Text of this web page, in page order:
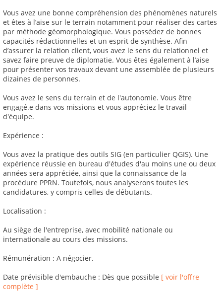
Vous avez une bonne compréhension des phénomènes naturels
et êtes à l’aise sur le terrain notamment pour réaliser des cartes
par méthode géomorphologique. Vous possédez de bonnes
capacités rédactionnelles et un esprit de synthèse. Afin
d’assurer la relation client, vous avez le sens du relationnel et
savez faire preuve de diplomatie. Vous êtes également à l’aise
pour présenter vos travaux devant une assemblée de plusieurs
dizaines de personnes.
Vous avez le sens du terrain et de l'autonomie. Vous être
engagé.e dans vos missions et vous appréciez le travail
d'équipe.
Expérience :
Vous avez la pratique des outils SIG (en particulier QGIS). Une
expérience réussie en bureau d'études d'au moins une ou deux
années sera appréciée, ainsi que la connaissance de la
procédure PPRN. Toutefois, nous analyserons toutes les
candidatures, y compris celles de débutants.
Localisation :
Au siège de l'entreprise, avec mobilité nationale ou
internationale au cours des missions.
Rémunération : A négocier.
Date prévisible d'embauche : Dès que possible [ voir l'offre
complète ]